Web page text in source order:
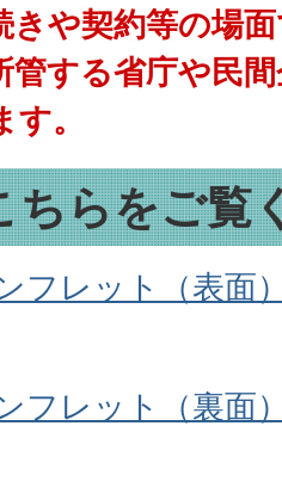
きや契約等の場
管する省庁や民
。
ちらをご覧
フレット（表面
フレット（裏面